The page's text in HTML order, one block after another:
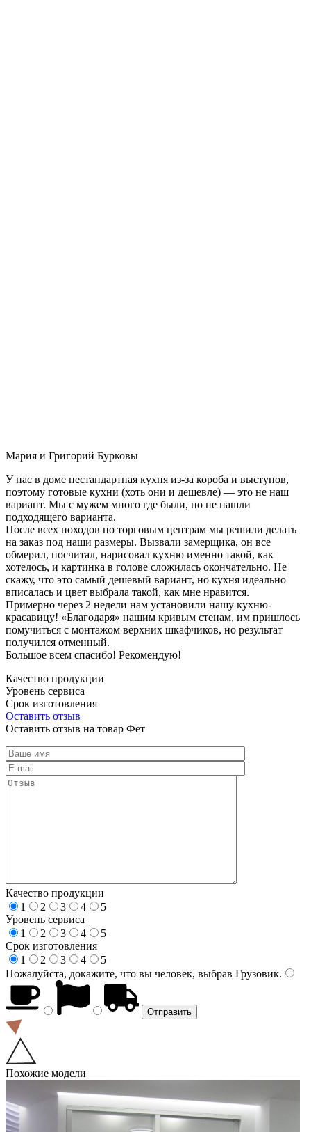
Мария и Григорий Бурковы
У нас в доме нестандартная кухня из-за короба и выступов,
поэтому готовые кухни (хоть они и дешевле) — это не наш
вариант. Мы с мужем много где были, но не нашли
подходящего варианта.
После всех походов по торговым центрам мы решили делать
на заказ под наши размеры. Вызвали замерщика, он все
обмерил, посчитал, нарисовал кухню именно такой, как
хотелось, и картинка в голове сложилась окончательно. Не
скажу, что это самый дешевый вариант, но кухня идеально
вписалась и цвет выбрала такой, как мне нравится.
Примерно через 2 недели нам установили нашу кухню-
красавицу! «Благодаря» нашим кривым стенам, им пришлось
помучиться с монтажом верхних шкафчиков, но результат
получился отменный.
Большое всем спасибо! Рекомендую!
Качество продукции
Уровень сервиса
Срок изготовления
Оставить отзыв
Оставить отзыв на товар Фет
Качество продукции
1
2 3 4
5
Уровень сервиса
1
2 3 4
5
Срок изготовления
1
2 3 4
5
Пожалуйста, докажите, что вы человек, выбрав Грузовик.
Похожие модели